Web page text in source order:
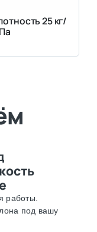
25 кг/
работы.
под вашу